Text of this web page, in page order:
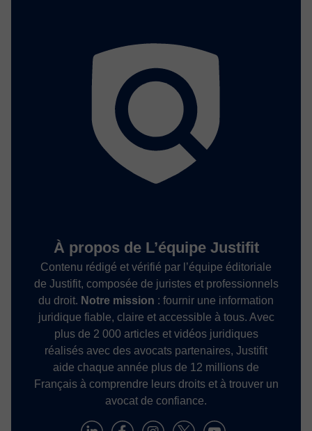
À propos de L’équipe Justifit
Contenu rédigé et vérifié par l’équipe éditoriale
de Justifit, composée de juristes et professionnels
du droit. Notre mission : fournir une information
juridique fiable, claire et accessible à tous. Avec
plus de 2 000 articles et vidéos juridiques
réalisés avec des avocats partenaires, Justifit
aide chaque année plus de 12 millions de
Français à comprendre leurs droits et à trouver un
avocat de confiance.